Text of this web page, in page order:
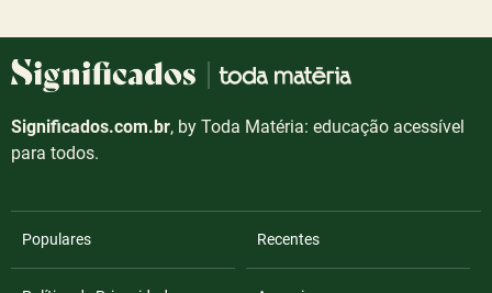
Significados.com.br, by Toda Matéria: educação acessível
para todos.
Populares Recentes